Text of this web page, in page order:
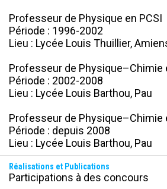
Professeur de Physique en PCSI
Période : 1996-2002
Lieu : Lycée Louis Thuillier,
Professeur de Physique–Chimie
Période : 2002-2008
Lieu : Lycée Louis Barthou, Pau
Professeur de Physique–Chimie
Période : depuis 2008
Lieu : Lycée Louis Barthou, Pau
Réalisations et Publications
Participations à des concours